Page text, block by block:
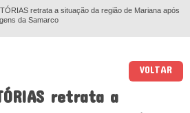
retrata a situação da região de Mariana após
da Samarco
VOLTAR
retrata a